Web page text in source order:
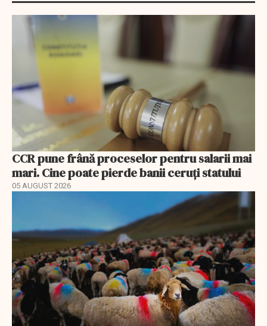
CCR pune frână proceselor pentru salarii mai
mari. Cine poate pierde banii ceruți statului
05 AUGUST 2026